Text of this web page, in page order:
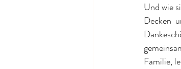
Und wie
Decken
Familie,